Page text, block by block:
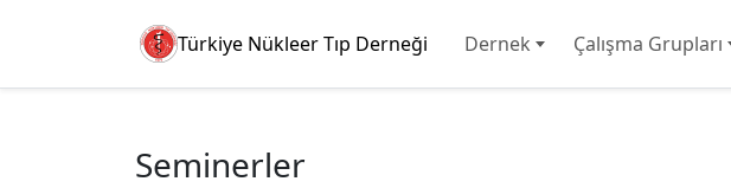
Türkiye Nükleer Tıp Derneği Dernek Çalışma Grupları
Seminerler